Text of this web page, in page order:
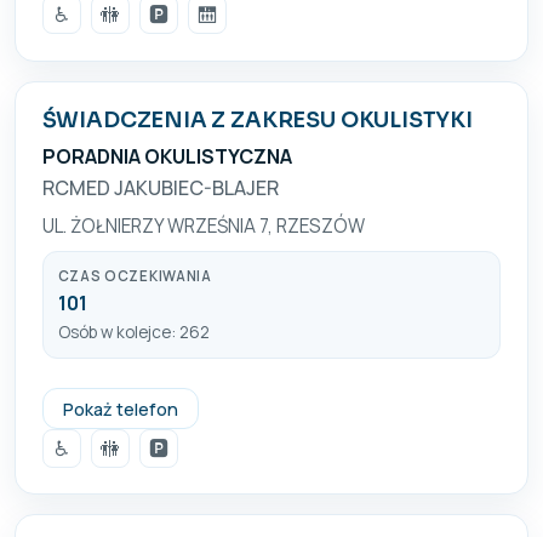
♿
🚻 🅿️ 🛗
ŚWIADCZENIA Z ZAKRESU OKULISTYKI
PORADNIA OKULISTYCZNA
RCMED JAKUBIEC-BLAJER
UL. ŻOŁNIERZY WRZEŚNIA 7, RZESZÓW
CZAS OCZEKIWANIA
101
Osób w kolejce: 262
Pokaż telefon
+48 17 852 79 83
♿
🚻 🅿️